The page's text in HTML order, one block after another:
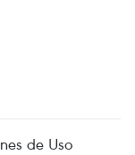
de Uso